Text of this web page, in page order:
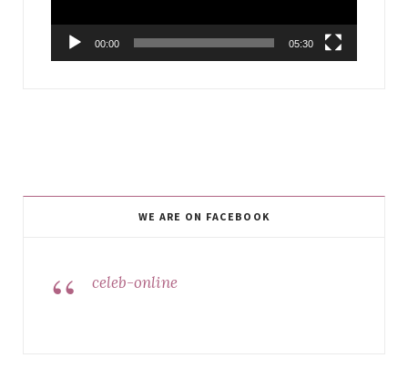
00:00 05:30
WE ARE ON FACEBOOK
celeb-online